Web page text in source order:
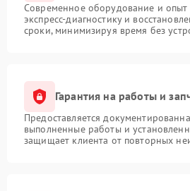
Современное оборудование и опыт
экспресс-диагностику и
сроки, минимизируя время без
Гарантия на работы и
Предоставляется
выполненные работы и
защищает клиента от повторных